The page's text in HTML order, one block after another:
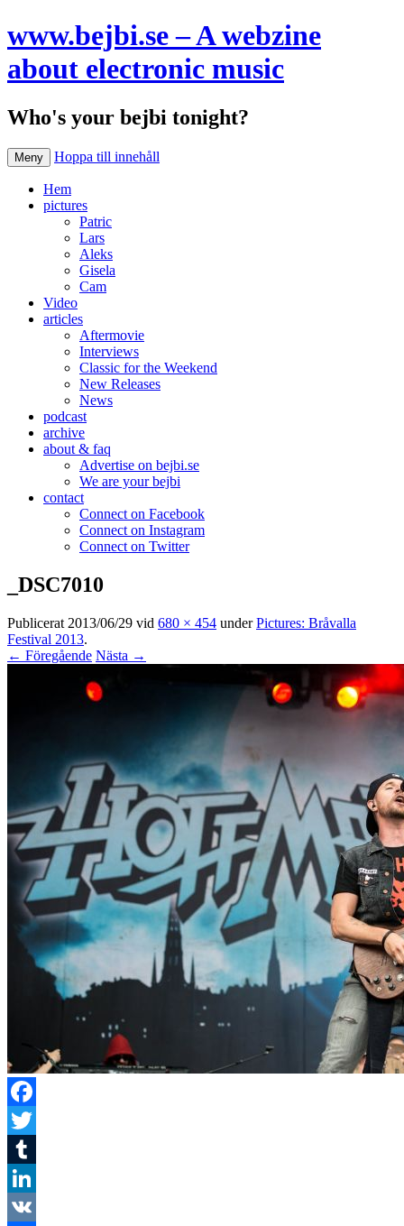
www.bejbi.se – A webzine
about electronic music
Who's your bejbi tonight?
Meny Hoppa till innehåll
Hem
pictures
Patric
Lars
Aleks
Gisela
Cam
Video
articles
Aftermovie
Interviews
Classic for the Weekend
New Releases
News
podcast
archive
about & faq
Advertise on bejbi.se
We are your bejbi
contact
Connect on Facebook
Connect on Instagram
Connect on Twitter
_DSC7010
Publicerat 2013/06/29 vid 680 × 454 underPictures: Bråvalla
Festival 2013.
← Föregående Nästa →
Facebook
Twitter
Tumblr
LinkedIn